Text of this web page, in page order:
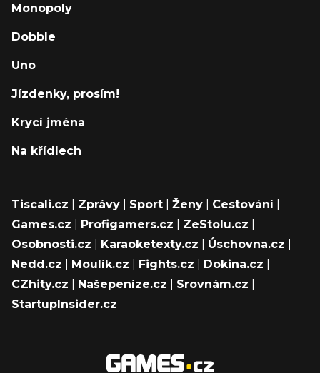
Monopoly
Dobble
Uno
Jízdenky, prosím!
Krycí jména
Na křídlech
Tiscali.cz Zprávy Sport Ženy Cestování|
Games.cz
Profigamers.cz ZeStolu.cz
Osobnosti.cz
Karaoketexty.cz Úschovna.cz
Nedd.cz
Moulík.cz Fights.cz Dokina.cz
CZhity.cz
Našepeníze.cz Srovnám.cz
StartupInsider.cz